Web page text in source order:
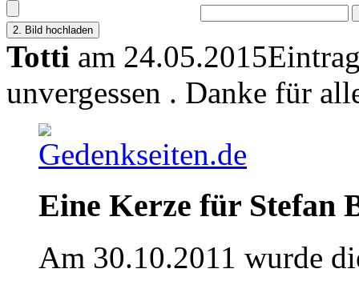
Totti am 24.05.2015
unvergessen . Danke für
Eine Kerze für Stefan
Am 30.10.2011 wurde